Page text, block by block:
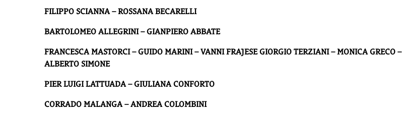
FILIPPO SCIANNA – ROSSANA BECARELLI
BARTOLOMEO ALLEGRINI – GIANPIERO ABBATE
FRANCESCA MASTORCI – GUIDO MARINI – VANNI FRAJESE GIORGIO TERZIANI – MONICA GRECO –
ALBERTO SIMONE
PIER LUIGI LATTUADA – GIULIANA CONFORTO
CORRADO MALANGA – ANDREA COLOMBINI